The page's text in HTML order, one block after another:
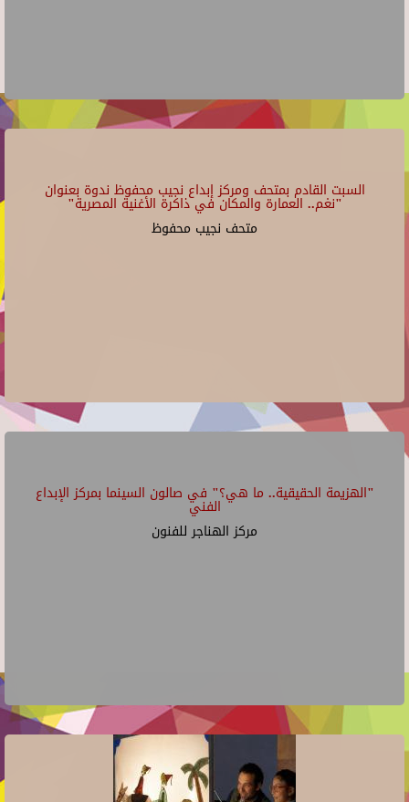
السبت القادم بمتحف ومركز إبداع نجيب محفوظ ندوة بعنوان
"نغم.. العمارة والمكان في ذاكرة الأغنية المصرية"
متحف نجيب محفوظ
"الهزيمة الحقيقية.. ما هي؟" في صالون السينما بمركز الإبداع
الفني
مركز الهناجر للفنون